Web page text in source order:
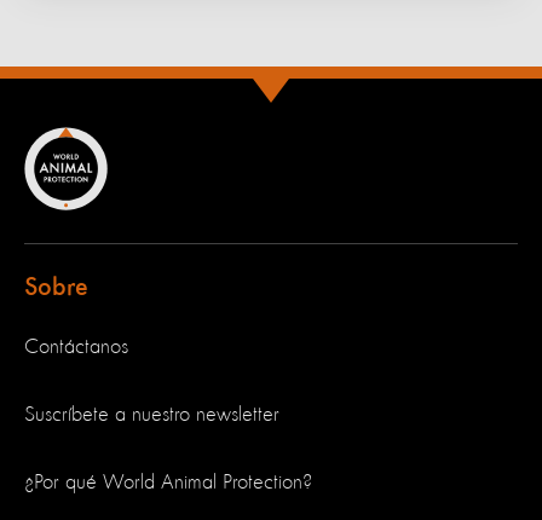
Sobre
Contáctanos
Suscríbete a nuestro newsletter
¿Por qué World Animal Protection?